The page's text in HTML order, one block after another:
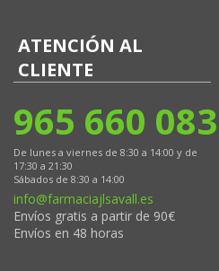
ATENCIÓN AL
CLIENTE
965 660 083
De lunes a viernes de 8:30 a 14:00 y de
17:30 a 21:30
Sábados de 8:30 a 14:00
info@farmaciajlsavall.es
Envíos gratis a partir de 90€
Envíos en 48 horas